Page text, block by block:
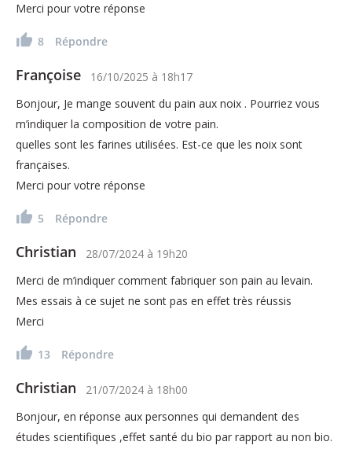
Merci pour votre réponse
8 Répondre
Françoise 16/10/2025 à 18h17
Bonjour, Je mange souvent du pain aux noix . Pourriez vous
m’indiquer la composition de votre pain.
quelles sont les farines utilisées. Est-ce que les noix sont
françaises.
Merci pour votre réponse
5 Répondre
Christian 28/07/2024 à 19h20
Merci de m’indiquer comment fabriquer son pain au levain.
Mes essais à ce sujet ne sont pas en effet très réussis
Merci
13 Répondre
Christian 21/07/2024 à 18h00
Bonjour, en réponse aux personnes qui demandent des
études scientifiques ,effet santé du bio par rapport au non bio.